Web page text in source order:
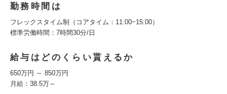
勤務時間は
フレックスタイム制（コアタイム：11:00~15:00）
標準労働時間：7時間30分/日
給与はどのくらい貰えるか
650万円 ～ 850万円
月給：38.5万～